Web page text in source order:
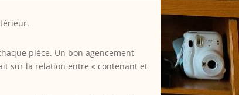
pièce. Un bon agencement
sur la relation entre « contenant et